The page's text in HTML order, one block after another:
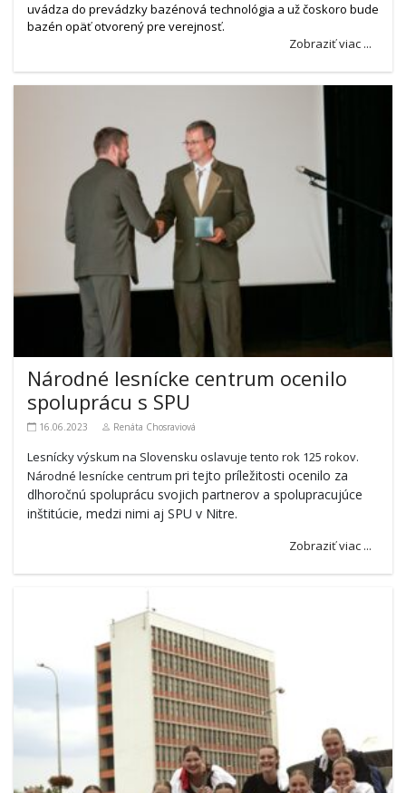
uvádza do prevádzky bazénová technológia a už čoskoro bude
bazén opäť otvorený pre verejnosť.
Zobraziť viac ...
Národné lesnícke centrum ocenilo
spoluprácu s SPU
16.06.2023 Renáta Chosraviová
Lesnícky výskum na Slovensku oslavuje tento rok 125 rokov.
Národné lesnícke centrum pri tejto príležitosti ocenilo za
dlhoročnú spoluprácu svojich partnerov a spolupracujúce
inštitúcie, medzi nimi aj SPU v Nitre.
Zobraziť viac ...